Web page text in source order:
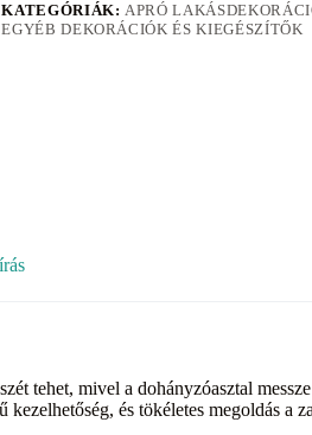
KATEGÓRIÁK:APRÓ
EGYÉB DEKORÁCIÓK ÉS KIEGÉSZÍTŐK
tehet, mivel a dohányzóasztal
és tökéletes megoldás a